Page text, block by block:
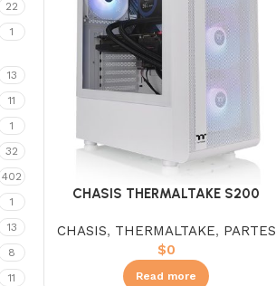
22
1
13
11
1
32
402
1
13
8
11
CHASIS THERMALTAKE S200
CHASIS, THERMALTAKE, PARTES
$0
Read more